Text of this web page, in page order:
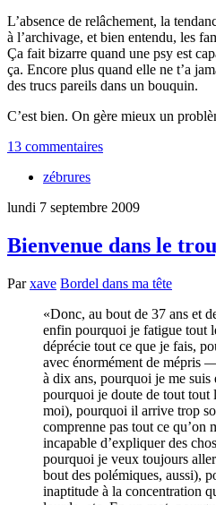
L’absence de relâchement, la
à l’archivage, et bien entendu, les
Ça fait bizarre quand une psy est
ça. Encore plus quand elle ne t’a
des trucs pareils dans un bouquin.
C’est bien. On gère mieux un
13 commentaires
zébrures
lundi 7 septembre 2009
Bienvenue dans le
Parxave Bordel dans ma tête
Donc, au bout de 37 ans et
enfin pourquoi je fatigue tout
déprécie tout ce que je fais,
avec énormément de mépris
à dix ans, pourquoi je me suis
pourquoi je doute de tout tout
moi), pourquoi il arrive trop
comprenne pas tout ce qu’on
incapable d’expliquer des
pourquoi je veux toujours
bout des polémiques, aussi),
inaptitude à la concentration